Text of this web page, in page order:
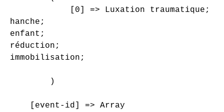
            [0] => Luxation traumatique;
hanche;
enfant;
réduction;
immobilisation;
        )
    [event-id] => Array